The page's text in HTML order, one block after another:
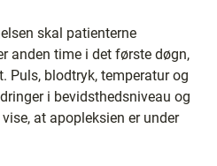
skal patienterne
anden time i det første døgn,
Puls, blodtryk, temperatur og
i bevidsthedsniveau og
at apopleksien er under